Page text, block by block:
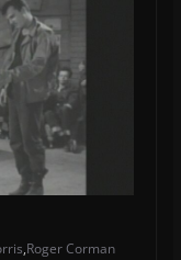
,Roger Corman